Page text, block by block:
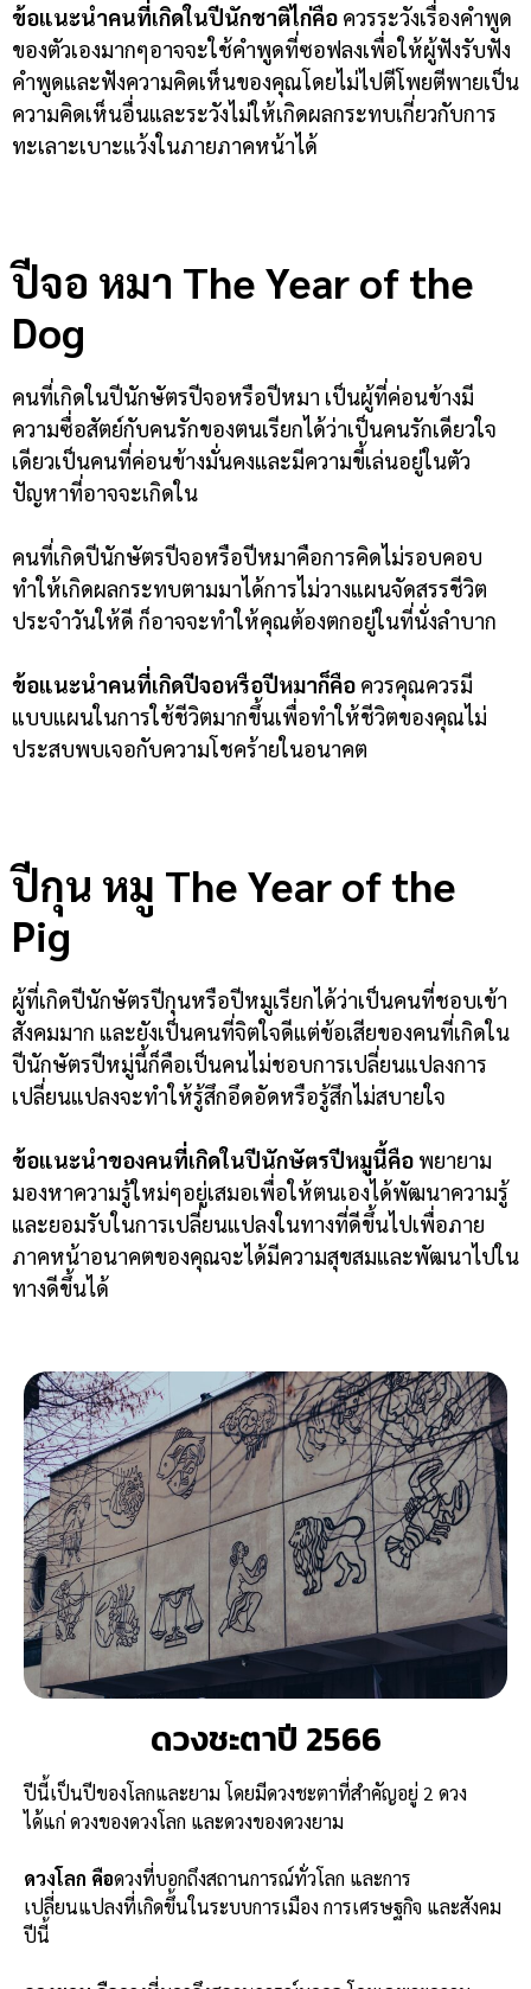
ข้อแนะนำคนที่เกิดในปีนักชาติไก่คือ ควรระวังเรื่องคำพูด
ของตัวเองมากๆอาจจะใช้คำพูดที่ซอฟลงเพื่อให้ผู้ฟังรับฟัง
คำพูดและฟังความคิดเห็นของคุณโดยไม่ไปตีโพยตีพายเป็น
ความคิดเห็นอื่นและระวังไม่ให้เกิดผลกระทบเกี่ยวกับการ
ทะเลาะเบาะแว้งในภายภาคหน้าได้
ปีจอ หมา The Year of the
Dog
คนที่เกิดในปีนักษัตรปีจอหรือปีหมา เป็นผู้ที่ค่อนข้างมี
ความซื่อสัตย์กับคนรักของตนเรียกได้ว่าเป็นคนรักเดียวใจ
เดียวเป็นคนที่ค่อนข้างมั่นคงและมีความขี้เล่นอยู่ในตัว
ปัญหาที่อาจจะเกิดใน
คนที่เกิดปีนักษัตรปีจอหรือปีหมาคือการคิดไม่รอบคอบ
ทำให้เกิดผลกระทบตามมาได้การไม่วางแผนจัดสรรชีวิต
ประจำวันให้ดี ก็อาจจะทำให้คุณต้องตกอยู่ในที่นั่งลำบาก
ข้อแนะนำคนที่เกิดปีจอหรือปีหมาก็คือ ควรคุณควรมี
แบบแผนในการใช้ชีวิตมากขึ้นเพื่อทำให้ชีวิตของคุณไม่
ประสบพบเจอกับความโชคร้ายในอนาคต
ปีกุน หมู The Year of the
Pig
ผู้ที่เกิดปีนักษัตรปีกุนหรือปีหมูเรียกได้ว่าเป็นคนที่ชอบเข้า
สังคมมาก และยังเป็นคนที่จิตใจดีแต่ข้อเสียของคนที่เกิดใน
ปีนักษัตรปีหมู่นี้ก็คือเป็นคนไม่ชอบการเปลี่ยนแปลงการ
เปลี่ยนแปลงจะทำให้รู้สึกอึดอัดหรือรู้สึกไม่สบายใจ
ข้อแนะนำของคนที่เกิดในปีนักษัตรปีหมูนี้คือ พยายาม
มองหาความรู้ใหม่ๆอยู่เสมอเพื่อให้ตนเองได้พัฒนาความรู้
และยอมรับในการเปลี่ยนแปลงในทางที่ดีขึ้นไปเพื่อภาย
ภาคหน้าอนาคตของคุณจะได้มีความสุขสมและพัฒนาไปใน
ทางดีขึ้นได้
ดวงชะตาปี 2566
ปีนี้เป็นปีของโลกและยาม โดยมีดวงชะตาที่สำคัญอยู่ 2 ดวง
ได้แก่ ดวงของดวงโลก และดวงของดวงยาม
ดวงโลก คือดวงที่บอกถึงสถานการณ์ทั่วโลก และการ
เปลี่ยนแปลงที่เกิดขึ้นในระบบการเมือง การเศรษฐกิจ และสังคม
ปีนี้